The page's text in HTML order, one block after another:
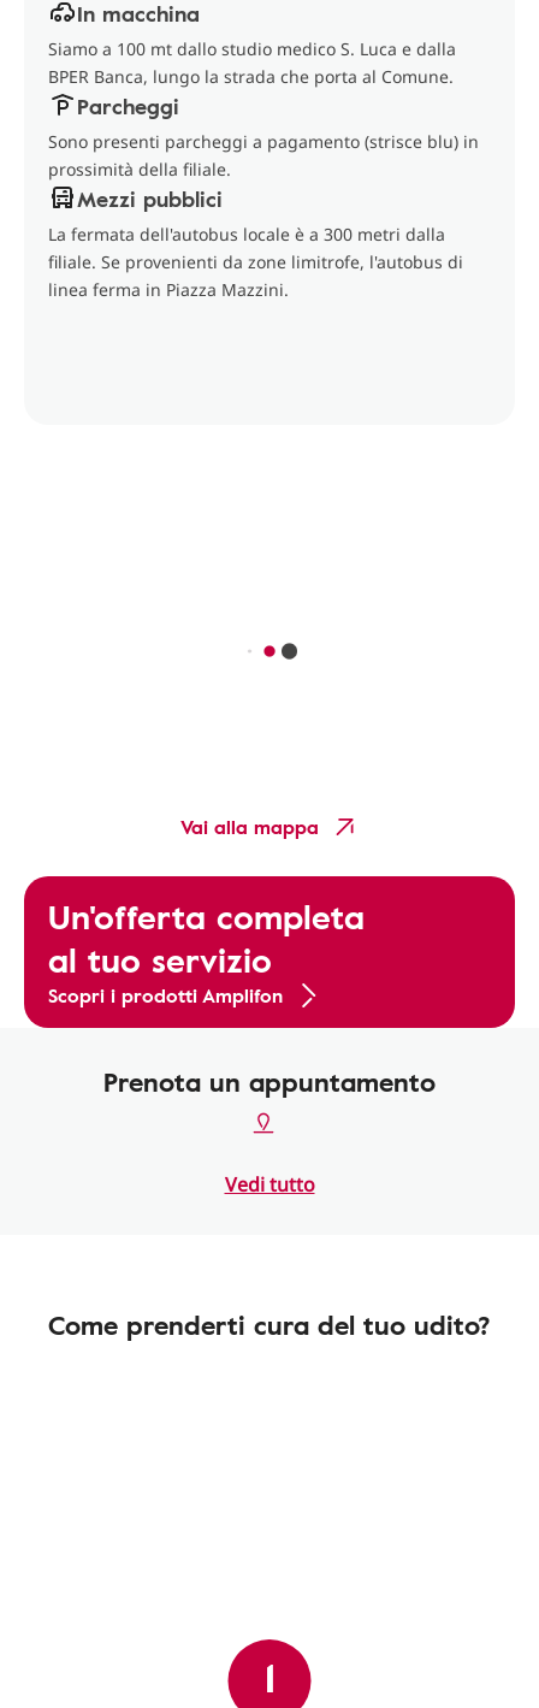
In macchina
Siamo a 100 mt dallo studio medico S. Luca e dalla
BPER Banca, lungo la strada che porta al Comune.
Parcheggi
Sono presenti parcheggi a pagamento (strisce blu) in
prossimità della filiale.
Mezzi pubblici
La fermata dell'autobus locale è a 300 metri dalla
filiale. Se provenienti da zone limitrofe, l'autobus di
linea ferma in Piazza Mazzini.
Vai alla mappa
Un'offerta completa
al tuo servizio
Scopri i prodotti Amplifon
Prenota un appuntamento
Vedi tutto
Come prenderti cura del tuo udito?
1